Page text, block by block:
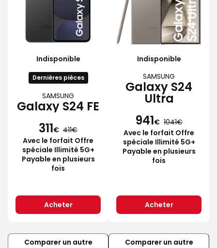
Indisponible
Dernières pièces
SAMSUNG
Galaxy S24 FE
311€ 411
Avec le forfait Offre
spéciale Illimité 5G+
Payable en plusieurs
fois
Acheter
Indisponible
SAMSUNG
Galaxy S24
Ultra
941€ 1041
Avec le forfait Offre
spéciale Illimité 5G+
Payable en plusieurs
fois
Acheter
Comparer un autre
Comparer un autre